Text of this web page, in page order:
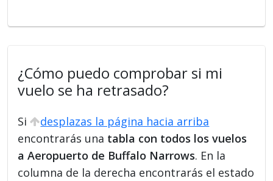
¿Cómo puedo comprobar si mi
vuelo se ha retrasado?
Si
desplazas la página hacia arriba
encontrarás una tabla con todos los vuelos
a Aeropuerto de Buffalo Narrows. En la
columna de la derecha encontrarás el estado